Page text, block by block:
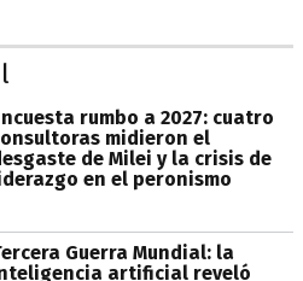
rumbo a 2027: cuatro
midieron el
de Milei y la crisis de
en el peronismo
Guerra Mundial: la
artificial reveló